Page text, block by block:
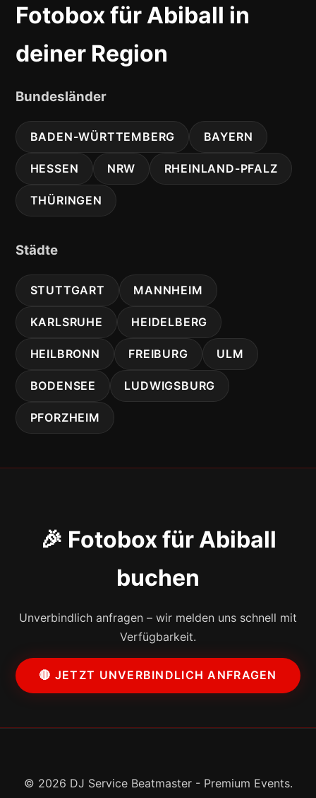
Fotobox für Abiball in
deiner Region
Bundesländer
BADEN-WÜRTTEMBERG BAYERN
HESSEN NRW RHEINLAND-PFALZ
THÜRINGEN
Städte
STUTTGART MANNHEIM
KARLSRUHE HEIDELBERG
HEILBRONN FREIBURG ULM
BODENSEE LUDWIGSBURG
PFORZHEIM
🎉 Fotobox für Abiball
buchen
Unverbindlich anfragen – wir melden uns schnell mit
Verfügbarkeit.
🔴 JETZT UNVERBINDLICH ANFRAGEN
© 2026 DJ Service Beatmaster - Premium Events.